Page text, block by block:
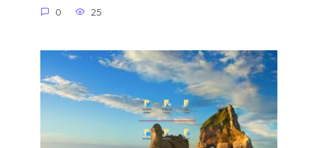
0 25